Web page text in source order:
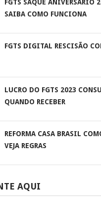
FGTS SAQUE ANIVERSÁRIO
SAIBA COMO FUNCIONA
FGTS DIGITAL RESCISÃO
LUCRO DO FGTS 2023
QUANDO RECEBER
REFORMA CASA BRASIL
VEJA REGRAS
AQUI